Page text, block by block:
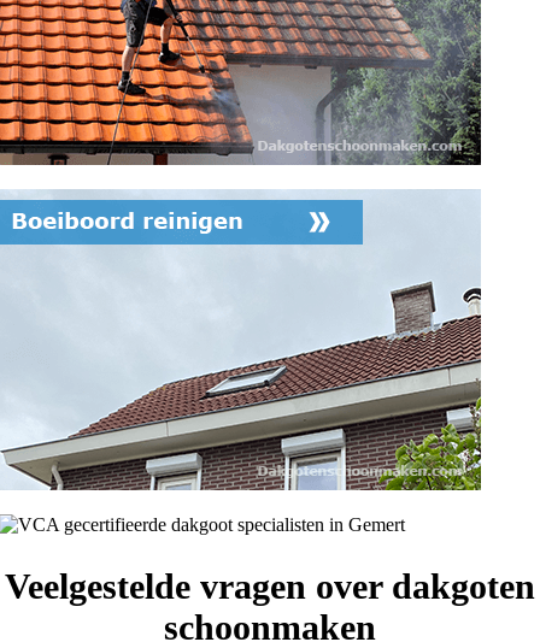
Veelgestelde vragen over dakgoten
schoonmaken